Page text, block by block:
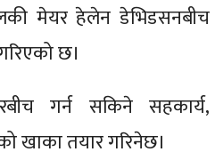
मेयर हेलेन डेभिडसनबीच
छ।
गर्न सकिने सहकार्य,
खाका तयार गरिनेछ।